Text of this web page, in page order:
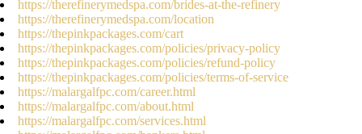
https://therefinerymedspa.com/brides-at-the-refinery
https://therefinerymedspa.com/location
https://thepinkpackages.com/cart
https://thepinkpackages.com/policies/privacy-policy
https://thepinkpackages.com/policies/refund-policy
https://thepinkpackages.com/policies/terms-of-service
https://malargalfpc.com/career.html
https://malargalfpc.com/about.html
https://malargalfpc.com/services.html